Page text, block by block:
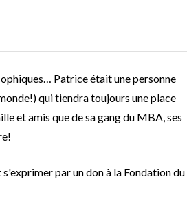
Patrice était une personne
qui tiendra toujours une place
et amis que de sa gang du MBA, ses
par un don à la Fondation du